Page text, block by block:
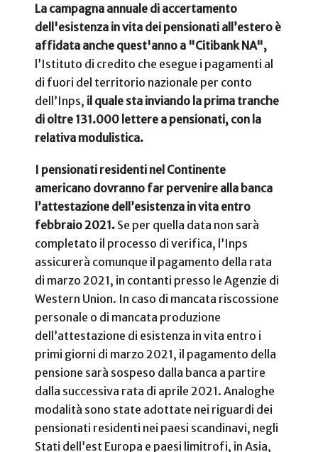
La campagna annuale di accertamento
dell'esistenza in vita dei pensionati all’estero è
affidata anche quest'anno a "Citibank NA",
l’Istituto di credito che esegue i pagamenti al
di fuori del territorio nazionale per conto
dell’Inps, il quale sta inviando la prima tranche
di oltre 131.000 lettere a pensionati, con la
relativa modulistica.
I pensionati residenti nel Continente
americano dovranno far pervenire alla banca
l’attestazione dell’esistenza in vita entro
febbraio 2021. Se per quella data non sarà
completato il processo di verifica, l’Inps
assicurerà comunque il pagamento della rata
di marzo 2021, in contanti presso le Agenzie di
Western Union. In caso di mancata riscossione
personale o di mancata produzione
dell’attestazione di esistenza in vita entro i
primi giorni di marzo 2021, il pagamento della
pensione sarà sospeso dalla banca a partire
dalla successiva rata di aprile 2021. Analoghe
modalità sono state adottate nei riguardi dei
pensionati residenti nei paesi scandinavi, negli
Stati dell’est Europa e paesi limitrofi, in Asia,